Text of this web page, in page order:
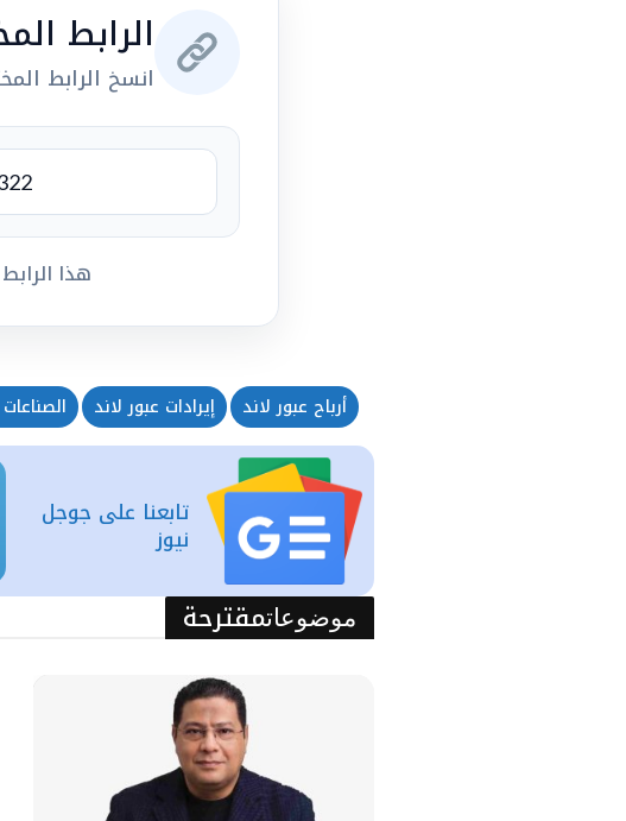
الرابط
انسخ الرابط
هذا
أرباح عبور لاند إيرادات عبور لاند
تابعنا على جوجل
نيوز
موضوعاتمقترحة